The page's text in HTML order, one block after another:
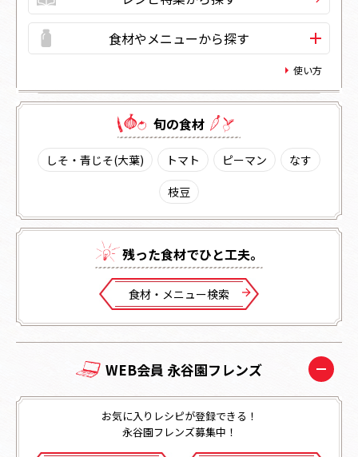
食材やメニューから探す
使い方
旬の⾷材
しそ・青じそ(大葉) トマト ピーマン
なす
枝豆
残った⾷材でひと⼯夫。
⾷材・メニュー検索
WEB会員 永谷園フレンズ
お気に入りレシピが登録できる！
永谷園フレンズ募集中！